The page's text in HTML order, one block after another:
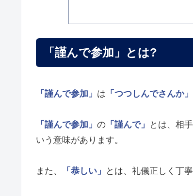
「謹んで参加」とは?
「謹んで参加」 は 「つつしんでさんか」
「謹んで参加」 の 「謹んで」
とは、相
いう意味があります。
また、 「恭しい」 とは、礼儀正しく丁